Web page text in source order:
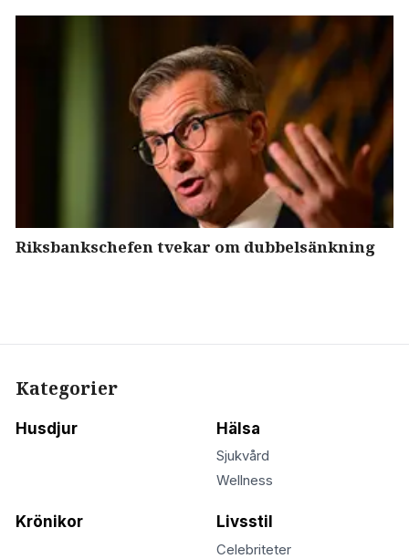
Riksbankschefen tvekar om dubbelsänkning
Kategorier
Husdjur Hälsa
Sjukvård
Wellness
Krönikor Livsstil
Celebriteter